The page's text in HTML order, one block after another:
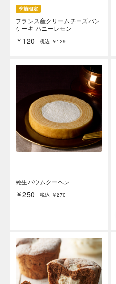
フランス産クリームチーズパン
ケーキ ハニーレモン
￥120 税込 ￥129
純生バウムクーヘン
￥250 税込 ￥270